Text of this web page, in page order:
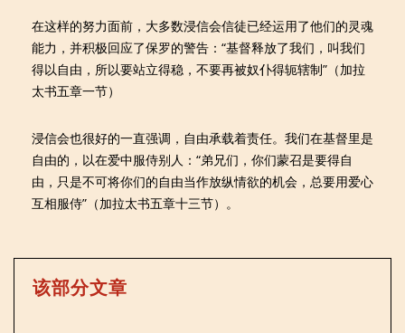
在这样的努力面前，大多数浸信会信徒已经运用了他们的灵魂
能力，并积极回应了保罗的警告：“基督释放了我们，叫我们
得以自由，所以要站立得稳，不要再被奴仆得轭辖制”（加拉
太书五章一节）
浸信会也很好的一直强调，自由承载着责任。我们在基督里是
自由的，以在爱中服侍别人：“弟兄们，你们蒙召是要得自
由，只是不可将你们的自由当作放纵情欲的机会，总要用爱心
互相服侍”（加拉太书五章十三节）。
该部分文章